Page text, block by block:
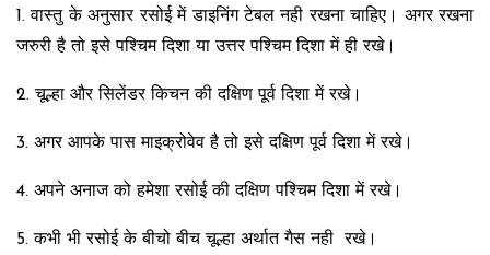
1. वास्तु के अनुसार रसोई में डाइनिंग टेबल नही रखना चाहिए। अगर रखना
जरुरी है तो इसे पश्चिम दिशा या उत्तर पश्चिम दिशा में ही रखे।
2. चूल्हा और सिलेंडर किचन की दक्षिण पूर्व दिशा में रखे।
3. अगर आपके पास माइक्रोवेव है तो इसे दक्षिण पूर्व दिशा में रखे।
4. अपने अनाज को हमेशा रसोई की दक्षिण पश्चिम दिशा में रखे।
5. कभी भी रसोई के बीचो बीच चूल्हा अर्थात गैस नही रखे।